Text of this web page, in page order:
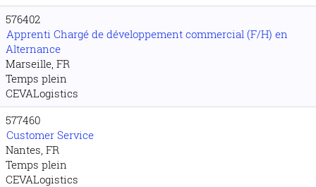
576402
Apprenti Chargé de développement commercial (F/H) en
Alternance
Marseille, FR
Temps plein
CEVALogistics
577460
Customer Service
Nantes, FR
Temps plein
CEVALogistics